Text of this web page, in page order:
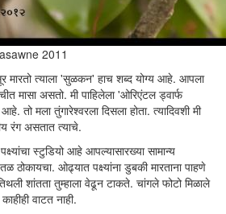
2011
मारतो त्याला 'सुळकन' हाच शब्द योग्य आहे. आपला
मासा असतो. मी पाहिलेला 'ओरिएंटल ड्वार्फ
तो मला तुंगारेश्वरला दिसला होता. त्यादिवशी मी
रंग असतात त्याचे.
स्टुडियो आहे आपल्यासारख्या सामान्य
ठोकायचा. ओढ्यात पक्ष्यांना डुबकी मारताना पाहणे
शांतता तुम्हाला वेढून टाकते. चांगले फोटो मिळाले
वाटत नाही.